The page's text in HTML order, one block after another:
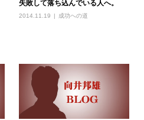
失敗して落ち込んでいる人へ。
2014.11.19 成功への道